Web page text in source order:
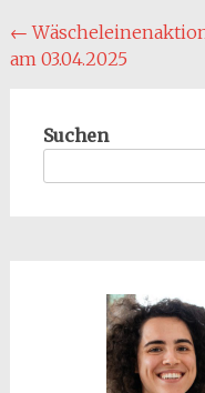
←
am 03.04.2025
Suchen